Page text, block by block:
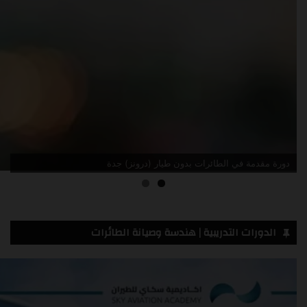
دورة مقدمة في الطائرات بدون طيار (درونز) جدة
الدورات التدريبية | هندسة وصيانة الطائرات